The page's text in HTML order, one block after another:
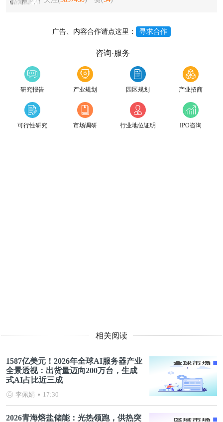
广告、内容合作请点这里： 寻求合作
咨询·服务
研究报告 产业规划 园区规划 产业招商
可行性研究 市场调研 行业地位证明 IPO咨询
相关阅读
1587亿美元！2026年全球AI服务器产业
全景透视：出货量迈向200万台，生成
式AI占比近三成
李佩娟 17:30
2026青海熔盐储能：光热领跑，供热突